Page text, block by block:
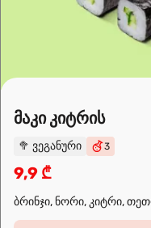
მაკი კიტრის
🥦 ვეგანური 3
9,9 ₾
ბრინჯი, ნორი, კიტრი,